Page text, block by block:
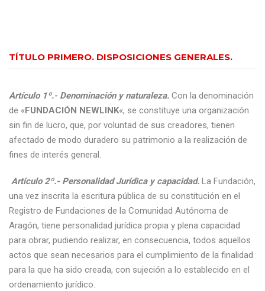
TÍTULO PRIMERO. DISPOSICIONES GENERALES.
Artículo 1º.- Denominación y naturaleza. Con la denominación
de « FUNDACIÓN NEWLINK«, se constituye una organización
sin fin de lucro, que, por voluntad de sus creadores, tienen
afectado de modo duradero su patrimonio a la realización de
fines de interés general.
Artículo 2º.- Personalidad Jurídica y capacidad. La Fundación,
una vez inscrita la escritura pública de su constitución en el
Registro de Fundaciones de la Comunidad Autónoma de
Aragón, tiene personalidad jurídica propia y plena capacidad
para obrar, pudiendo realizar, en consecuencia, todos aquellos
actos que sean necesarios para el cumplimiento de la finalidad
para la que ha sido creada, con sujeción a lo establecido en el
ordenamiento jurídico.